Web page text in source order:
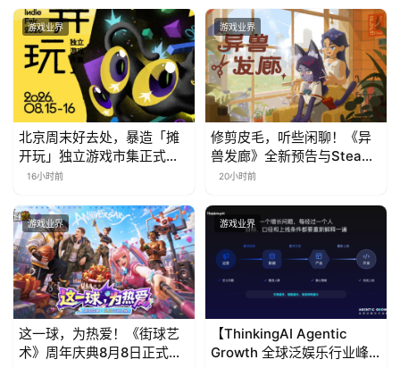
游戏业界
北京周末好去处，暴造「摊
开玩」独立游戏市集正式开
票！
16小时前
游戏业界
修剪皮毛，听些闲聊！《异
兽发廊》全新预告与Steam
免费试玩公开
20小时前
游戏业界
这一球，为热爱！《街球艺
术》周年庆典8月8日正式上
游戏业界
【ThinkingAI Agentic
Growth 全球泛娱乐行业峰